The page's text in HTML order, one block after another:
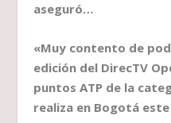
aseguró…
«Muy contento de
edición del DirecTV
puntos ATP de la
realiza en Bogotá